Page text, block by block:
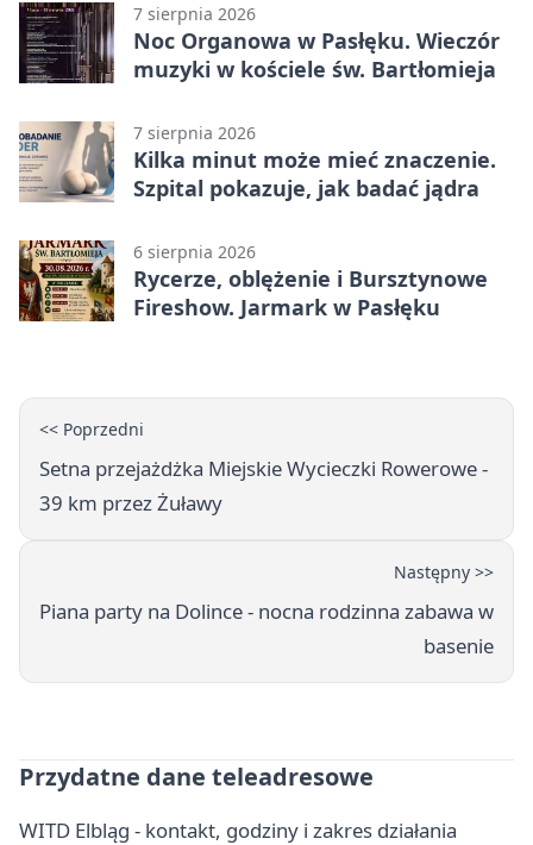
7 sierpnia 2026
Noc Organowa w Pasłęku. Wieczór
muzyki w kościele św. Bartłomieja
7 sierpnia 2026
Kilka minut może mieć znaczenie.
Szpital pokazuje, jak badać jądra
6 sierpnia 2026
Rycerze, oblężenie i Bursztynowe
Fireshow. Jarmark w Pasłęku
<< Poprzedni
Setna przejażdżka Miejskie Wycieczki Rowerowe -
39 km przez Żuławy
Następny >>
Piana party na Dolince - nocna rodzinna zabawa w
basenie
Przydatne dane teleadresowe
WITD Elbląg - kontakt, godziny i zakres działania